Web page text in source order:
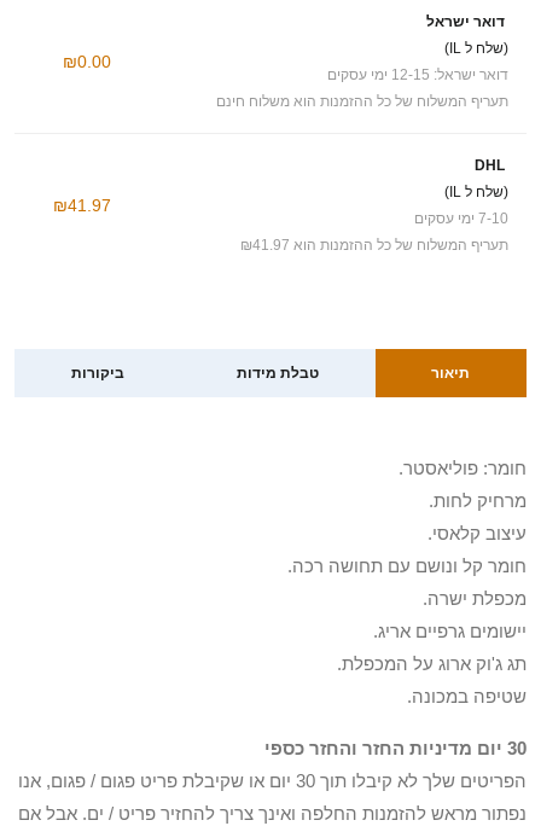
דואר ישראל
(שלח ל IL)
דואר ישראל: 12-15 ימי עסקים
תעריף המשלוח של כל ההזמנות הוא משלוח חינם
₪0.00
DHL
(שלח ל IL)
7-10 ימי עסקים
תעריף המשלוח של כל ההזמנות הוא ₪41.97
₪41.97
תיאור טבלת מידות ביקורות
חומר: פוליאסטר.
מרחיק לחות.
עיצוב קלאסי.
חומר קל ונושם עם תחושה רכה.
מכפלת ישרה.
יישומים גרפיים אריג.
תג ג'וק ארוג על המכפלת.
שטיפה במכונה.
30 יום מדיניות החזר והחזר כספי
הפריטים שלך לא קיבלו תוך 30 יום או שקיבלת פריט פגום / פגום, אנו
נפתור מראש להזמנות החלפה ואינך צריך להחזיר פריט / ים. אבל אם